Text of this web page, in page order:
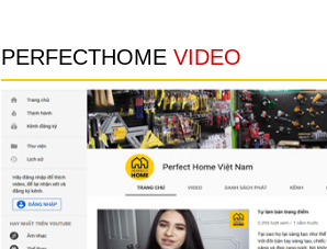
PERFECTHOME VIDEO